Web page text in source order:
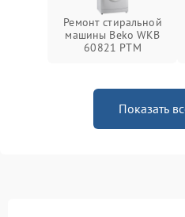
Ремонт стиральной
машины Beko WKB
60821 PTМ
Показать